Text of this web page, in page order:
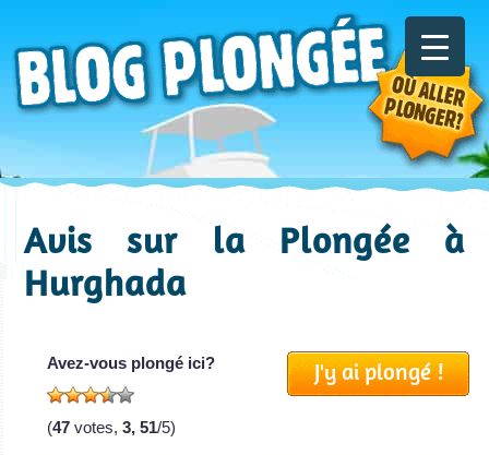
Avis sur la Plongée à
Hurghada
J'y ai plongé !
Avez-vous plongé ici?
(47 votes, 3, 51/5)